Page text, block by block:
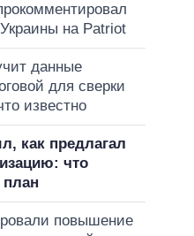
на Patriot
данные
для сверки
известно
как предлагал
что
план
повышение